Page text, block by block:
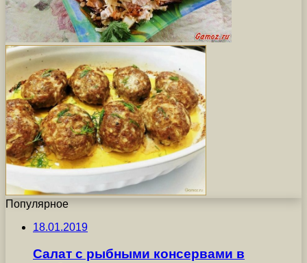
Популярное
18.01.2019
Салат с рыбными консервами в